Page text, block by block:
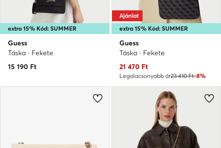
extra 15% Kód: SUMMER
Guess
Táska · Fekete
15 190 Ft
extra 15% Kód: SUMMER
Ajánlat
Guess
Táska · Fekete
Aktuális ár
21 470 Ft
Legalacsonyabb ár23 410 Ft-8%